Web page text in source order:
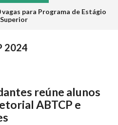
vagas para Programa de Estágio
Superior
2024
reúne alunos
ABTCP e